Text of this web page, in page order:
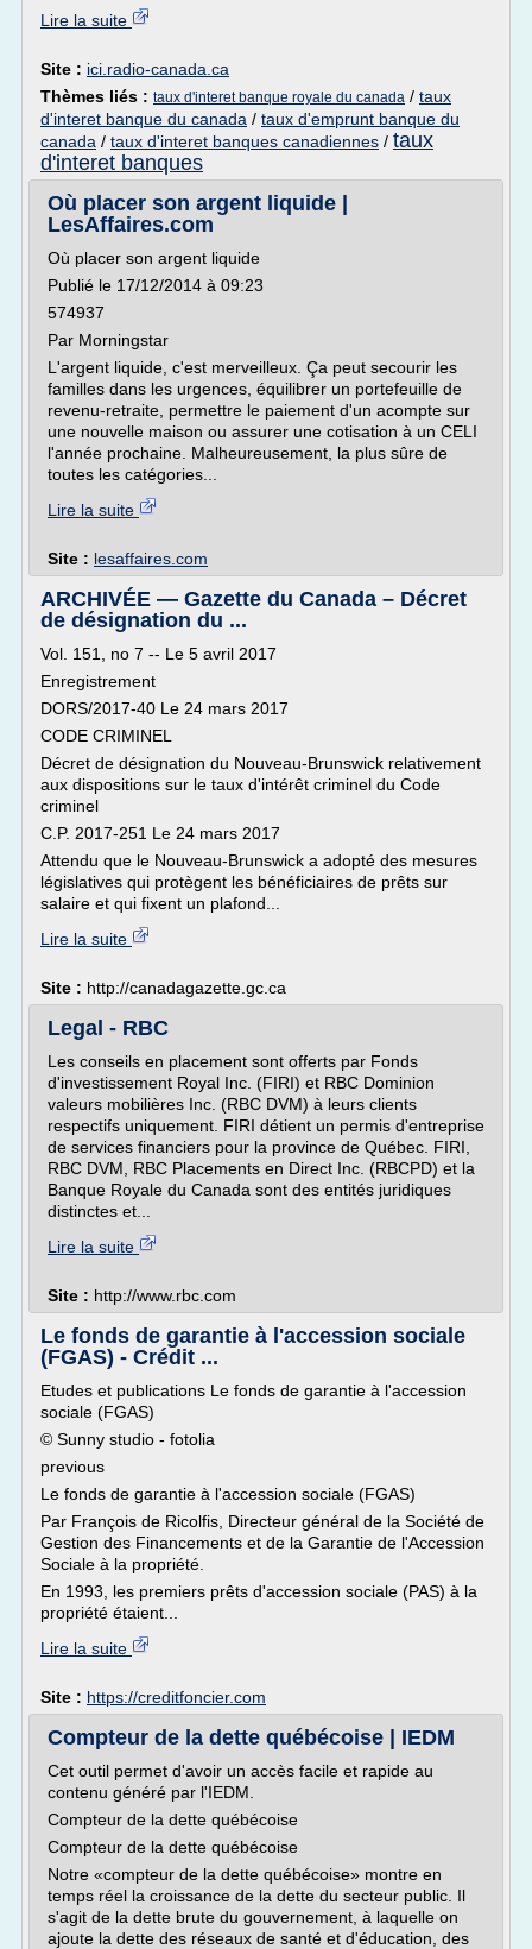
Lire la suite
Site : ici.radio-canada.ca
Thèmes liés : taux d'interet banque royale du canada / taux
d'interet banque du canada / taux d'emprunt banque du
canada / taux d'interet banques canadiennes / taux
d'interet banques
Où placer son argent liquide |
LesAffaires.com
Où placer son argent liquide
Publié le 17/12/2014 à 09:23
574937
Par Morningstar
L'argent liquide, c'est merveilleux. Ça peut secourir les
familles dans les urgences, équilibrer un portefeuille de
revenu-retraite, permettre le paiement d'un acompte sur
une nouvelle maison ou assurer une cotisation à un CELI
l'année prochaine. Malheureusement, la plus sûre de
toutes les catégories...
Lire la suite
Site : lesaffaires.com
ARCHIVÉE — Gazette du Canada – Décret
de désignation du ...
Vol. 151, no 7 -- Le 5 avril 2017
Enregistrement
DORS/2017-40 Le 24 mars 2017
CODE CRIMINEL
Décret de désignation du Nouveau-Brunswick relativement
aux dispositions sur le taux d'intérêt criminel du Code
criminel
C.P. 2017-251 Le 24 mars 2017
Attendu que le Nouveau-Brunswick a adopté des mesures
législatives qui protègent les bénéficiaires de prêts sur
salaire et qui fixent un plafond...
Lire la suite
Site : http://canadagazette.gc.ca
Legal - RBC
Les conseils en placement sont offerts par Fonds
d'investissement Royal Inc. (FIRI) et RBC Dominion
valeurs mobilières Inc. (RBC DVM) à leurs clients
respectifs uniquement. FIRI détient un permis d'entreprise
de services financiers pour la province de Québec. FIRI,
RBC DVM, RBC Placements en Direct Inc. (RBCPD) et la
Banque Royale du Canada sont des entités juridiques
distinctes et...
Lire la suite
Site : http://www.rbc.com
Le fonds de garantie à l'accession sociale
(FGAS) - Crédit ...
Etudes et publications Le fonds de garantie à l'accession
sociale (FGAS)
© Sunny studio - fotolia
previous
Le fonds de garantie à l'accession sociale (FGAS)
Par François de Ricolfis, Directeur général de la Société de
Gestion des Financements et de la Garantie de l'Accession
Sociale à la propriété.
En 1993, les premiers prêts d'accession sociale (PAS) à la
propriété étaient...
Lire la suite
Site : https://creditfoncier.com
Compteur de la dette québécoise | IEDM
Cet outil permet d'avoir un accès facile et rapide au
contenu généré par l'IEDM.
Compteur de la dette québécoise
Compteur de la dette québécoise
Notre «compteur de la dette québécoise» montre en
temps réel la croissance de la dette du secteur public. Il
s'agit de la dette brute du gouvernement, à laquelle on
ajoute la dette des réseaux de santé et d'éducation, des